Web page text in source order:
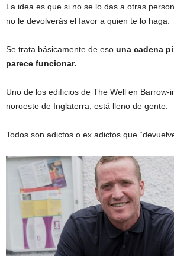
La idea es que si no se lo das a otras
no le devolverás el favor a quien te lo haga.
Se trata básicamente de eso una cadena
parece funcionar.
Uno de los edificios de The Well en Barrow-
noroeste de Inglaterra, está lleno de gente.
Todos son adictos o ex adictos que